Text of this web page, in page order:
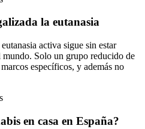
la eutanasia
activa sigue sin estar
Solo un grupo reducido de
específicos, y además no
en casa en España?